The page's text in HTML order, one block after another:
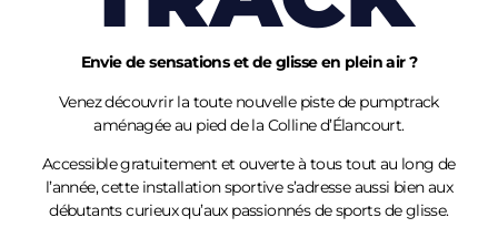
Envie de sensations et de glisse en plein air ?
Venez découvrir la toute nouvelle piste de pumptrack
aménagée au pied de la Collined’Élancourt.
Accessible gratuitement et ouverte à tous tout au long de
l’année, cette installation sportive s’adresse aussi bien aux
débutants curieux qu’aux passionnés de sports de glisse.